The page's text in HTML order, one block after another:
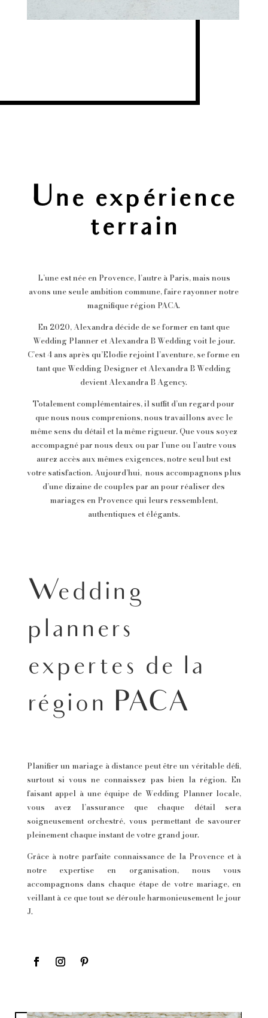
Une expérience
terrain
L’une est née en Provence, l’autre à Paris, mais nous
avons une seule ambition commune, faire rayonner notre
magnifique région PACA.
En 2020, Alexandra décide de se former en tant que
Wedding Planner et Alexandra B Wedding voit le jour.
C’est 4 ans après qu’Elodie rejoint l’aventure, se forme en
tant que Wedding Designer et Alexandra B Wedding
devient Alexandra B Agency.
Totalement complémentaires, il suffit d’un regard pour
que nous nous comprenions, nous travaillons avec le
même sens du détail et la même rigueur. Que vous soyez
accompagné par nous deux ou par l’une ou l’autre vous
aurez accès aux mêmes exigences, notre seul but est
votre satisfaction. Aujourd’hui, nous accompagnons plus
d’une dizaine de couples par an pour réaliser des
mariages en Provence qui leurs ressemblent,
authentiques et élégants.
Wedding
planners
expertes de la
région PACA
Planifier un mariage à distance peut être un véritable défi,
surtout si vous ne connaissez pas bien la région. En
faisant appel à une équipe de Wedding Planner locale,
vous avez l’assurance que chaque détail sera
soigneusement orchestré, vous permettant de savourer
pleinement chaque instant de votre grand jour.
Grâce à notre parfaite connaissance de la Provence et à
notre expertise en organisation, nous vous
accompagnons dans chaque étape de votre mariage, en
veillant à ce que tout se déroule harmonieusement le jour
J.